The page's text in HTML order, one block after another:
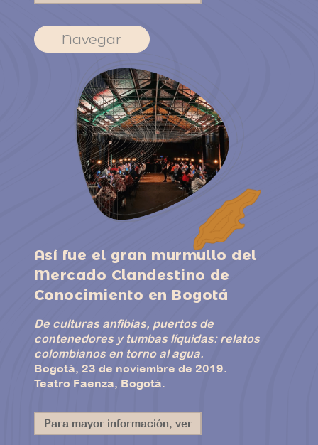
Navegar
Así fue el gran murmullo del
Mercado Clandestino de
Conocimiento en Bogotá
De culturas anfibias, puertos de
contenedores y tumbas líquidas: relatos
colombianos en torno al agua.
Bogotá, 23 de noviembre de 2019.
Teatro Faenza, Bogotá.
Para mayor información, ver